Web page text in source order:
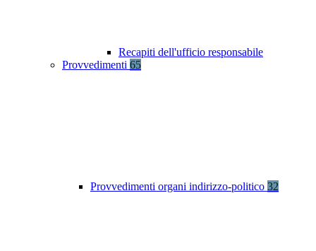
Recapiti dell'ufficio responsabile
Provvedimenti 65
Provvedimenti organi indirizzo-politico 32